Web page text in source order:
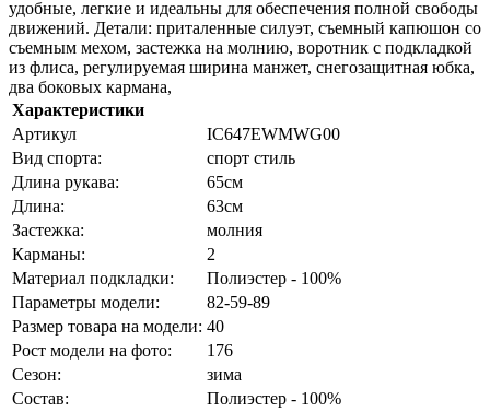
удобные, легкие и идеальны для обеспечения полной свободы
движений. Детали: приталенные силуэт, съемный капюшон со
съемным мехом, застежка на молнию, воротник с подкладкой
из флиса, регулируемая ширина манжет, снегозащитная юбка,
два боковых кармана,
Характеристики
Артикул
IC647EWMWG00
Вид спорта:
спорт стиль
Длина рукава:
65см
Длина:
63см
Застежка:
молния
Карманы:
2
Материал подкладки:
Полиэстер - 100%
Параметры модели:
82-59-89
Размер товара на модели: 40
Рост модели на фото:
176
Сезон:
зима
Состав:
Полиэстер - 100%